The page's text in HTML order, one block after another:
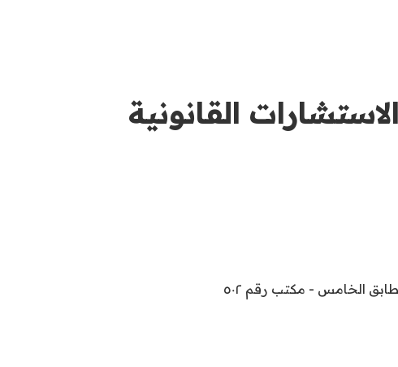
القانونية
الخامس - مكتب رقم ٥٠٢